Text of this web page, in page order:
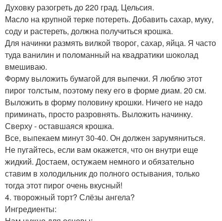
Духовку разогреть до 220 град. Цельсия.
Масло на крупной терке потереть. Добавить сахар, муку,
соду и растереть, должна получиться крошка.
Для начинки размять вилкой творог, сахар, яйца. Я часто
туда ванилин и поломанный на квадратики шоколад
вмешиваю.
Форму выложить бумагой для выпечки. Я люблю этот
пирог толстым, поэтому пеку его в форме диам. 20 см.
Выложить в форму половину крошки. Ничего не надо
приминать, просто разровнять. Выложить начинку.
Сверху - оставшаяся крошка.
Все, выпекаем минут 30-40. Он должен зарумяниться.
Не пугайтесь, если вам окажется, что он внутри еще
жидкий. Достаем, остужаем немного и обязательно
ставим в холодильник до полного остывания, только
тогда этот пирог очень вкусный!
4. творожный торт? Слёзы ангела?
Ингредиенты: